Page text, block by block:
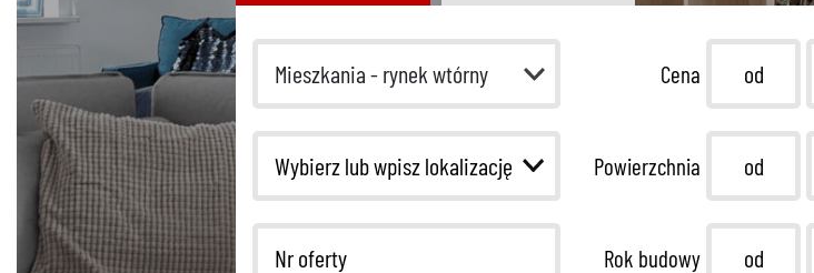
HOME STAGING
Mieszkania - rynek wtórny Cena
Powierzchnia
Rok budowy